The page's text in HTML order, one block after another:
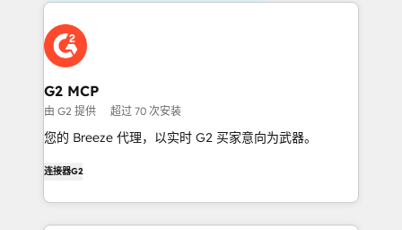
G2 MCP
由 G2 提供 超过 70 次安装
您的 Breeze 代理，以实时 G2 买家意向为武器。
连接器G2